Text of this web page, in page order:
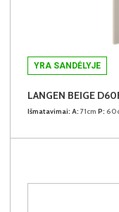
YRA SANDĖLYJE
LANGEN BEIGE
Išmatavimai: A: 71cm P: